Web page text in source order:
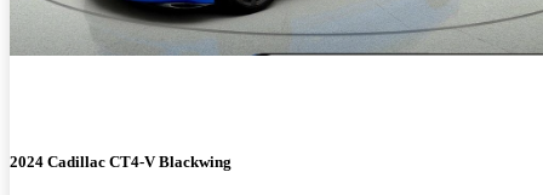
2024 Cadillac CT4-V Blackwing